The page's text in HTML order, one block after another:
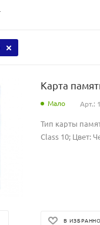
Карта
Мало Арт.:
Тип карты
Class 10; Цвет:
В